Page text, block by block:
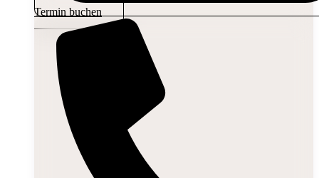
Termin buchen